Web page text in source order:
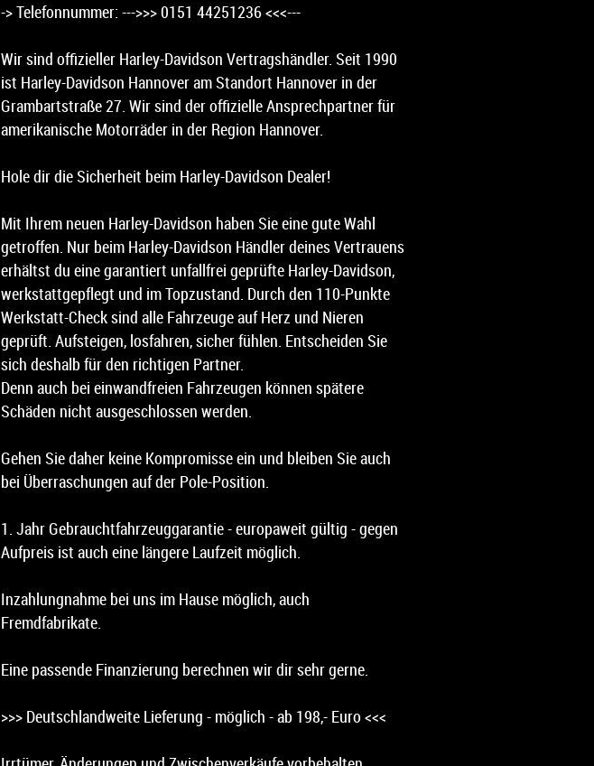
-> Telefonnummer: --->>> 0151 44251236 <<<---
Wir sind offizieller Harley-Davidson Vertragshändler. Seit 1990
ist Harley-Davidson Hannover am Standort Hannover in der
Grambartstraße 27. Wir sind der offizielle Ansprechpartner für
amerikanische Motorräder in der Region Hannover.
Hole dir die Sicherheit beim Harley-Davidson Dealer!
Mit Ihrem neuen Harley-Davidson haben Sie eine gute Wahl
getroffen. Nur beim Harley-Davidson Händler deines Vertrauens
erhältst du eine garantiert unfallfrei geprüfte Harley-Davidson,
werkstattgepflegt und im Topzustand. Durch den 110-Punkte
Werkstatt-Check sind alle Fahrzeuge auf Herz und Nieren
geprüft. Aufsteigen, losfahren, sicher fühlen. Entscheiden Sie
sich deshalb für den richtigen Partner.
Denn auch bei einwandfreien Fahrzeugen können spätere
Schäden nicht ausgeschlossen werden.
Gehen Sie daher keine Kompromisse ein und bleiben Sie auch
bei Überraschungen auf der Pole-Position.
1. Jahr Gebrauchtfahrzeuggarantie - europaweit gültig - gegen
Aufpreis ist auch eine längere Laufzeit möglich.
Inzahlungnahme bei uns im Hause möglich, auch
Fremdfabrikate.
Eine passende Finanzierung berechnen wir dir sehr gerne.
>>> Deutschlandweite Lieferung - möglich - ab 198,- Euro <<<